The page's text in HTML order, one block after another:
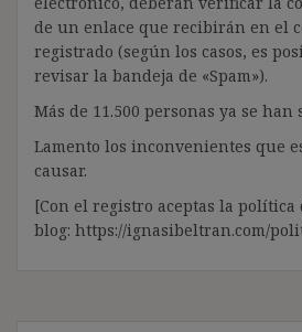
de un enlace que recibirán en el
registrado (según los casos, es
revisar la bandeja de «Spam»).
Más de 11.500 personas ya se han
Lamento los inconvenientes que
causar.
[Con el registro aceptas la
blog: https://ignasibeltran.com/